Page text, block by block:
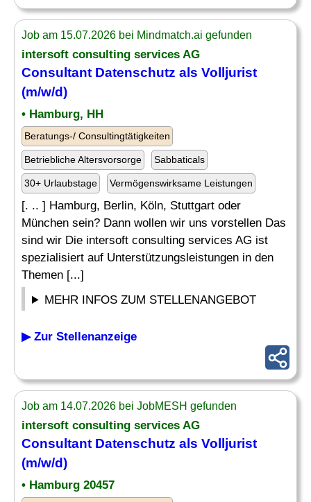
Job am 15.07.2026 bei Mindmatch.ai gefunden
intersoft consulting services AG
Consultant Datenschutz als Volljurist
(m/w/d)
• Hamburg, HH
Beratungs-/ Consultingtätigkeiten
Betriebliche Altersvorsorge Sabbaticals
30+ Urlaubstage Vermögenswirksame Leistungen
[. .. ] Hamburg, Berlin, Köln, Stuttgart oder
München sein? Dann wollen wir uns vorstellen Das
sind wir Die intersoft consulting services AG ist
spezialisiert auf Unterstützungsleistungen in den
Themen [...]
MEHR INFOS ZUM STELLENANGEBOT
▶ Zur Stellenanzeige
Job am 14.07.2026 bei JobMESH gefunden
intersoft consulting services AG
Consultant Datenschutz als Volljurist
(m/w/d)
• Hamburg 20457